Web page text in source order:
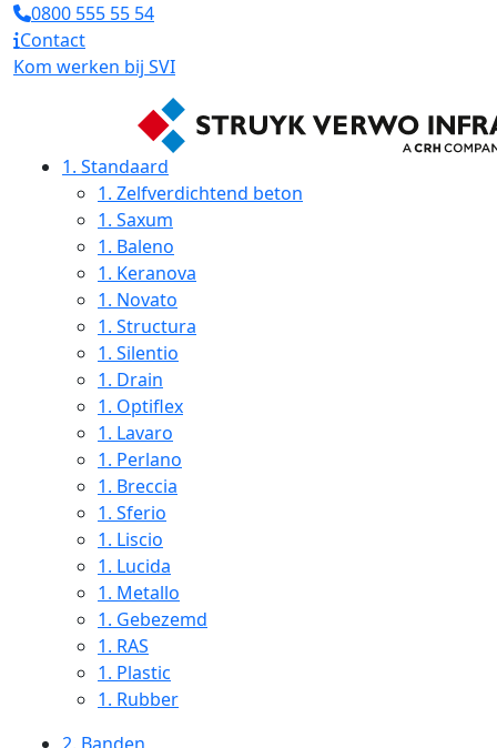
0800 555 55 54
Contact
Kom werken bij SVI
1. Standaard
1. Zelfverdichtend beton
1. Saxum
1. Baleno
1. Keranova
1. Novato
1. Structura
1. Silentio
1. Drain
1. Optiflex
1. Lavaro
1. Perlano
1. Breccia
1. Sferio
1. Liscio
1. Lucida
1. Metallo
1. Gebezemd
1. RAS
1. Plastic
1. Rubber